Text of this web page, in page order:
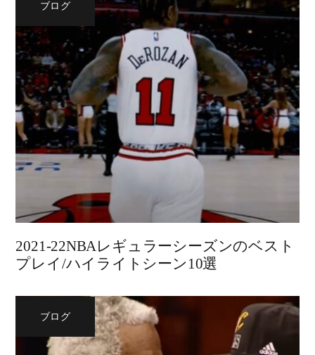
ブログ
2021-22NBAレギュラーシーズンのベスト
プレイ/ハイライトシーン10選
ブログ